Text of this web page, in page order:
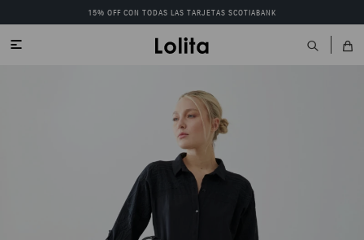
15% OFF CON TODAS LAS TARJETAS SCOTIABANK
